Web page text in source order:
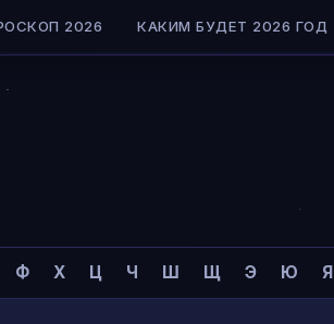
2026 КАКИМ БУДЕТ 2026 ГОД
Ф Х Ц Ч Ш Щ Э Ю Я